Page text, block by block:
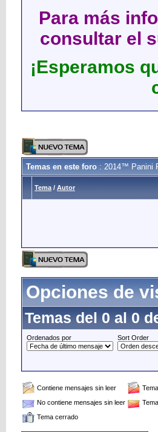
Para más
consultar el
¡Esperamos
Temas en este foro : 2014™ Panini
Tema / Autor
Opciones de
Temas del 0 al 0
Ordenados por Sort Order
Contiene mensajes sin leer
No contiene mensajes sin leer
Tema cerrado